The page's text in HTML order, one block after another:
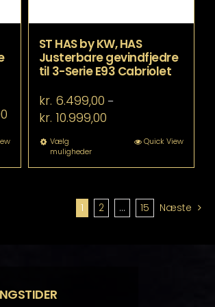
Prisinterval:
kr. 8.799,00
til
kr. 13.299,00
ST HAS by KW, HAS
Justerbare gevindfjedre
til 3-Serie E93 Cabriolet
kr. 6.499,00 –
kr. 10.999,00Prisinterval:
Vælg
muligheder
Dette
har
Mulighederne
kan
Quick View
1 2 … 15 Næste